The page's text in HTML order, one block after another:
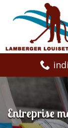
Entreprise